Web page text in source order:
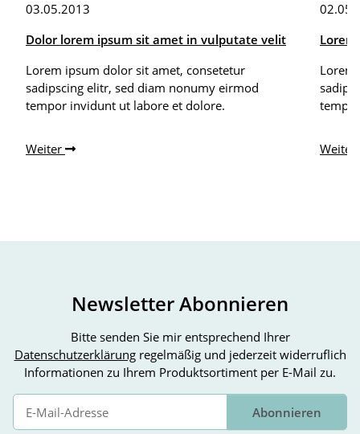
03.05.2013
Dolor lorem ipsum sit amet in vulputate velit
Lorem ipsum dolor sit amet, consetetur
sadipscing elitr, sed diam nonumy eirmod
tempor invidunt ut labore et dolore.
Weiter
Lorem
Weiter
Newsletter Abonnieren
Bitte senden Sie mir entsprechend Ihrer
Datenschutzerklärungregelmäßig und jederzeit widerruflich
Informationen zu Ihrem Produktsortiment per E-Mail zu.
Abonnieren